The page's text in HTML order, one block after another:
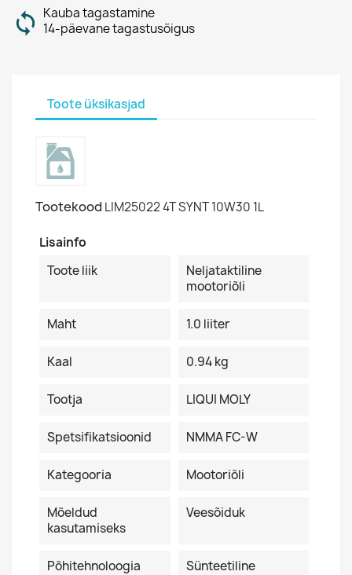
Kauba tagastamine
14-päevane tagastusõigus
Toote üksikasjad
Tootekood LIM25022 4T SYNT 10W30 1L
Lisainfo
Toote liik
Neljataktiline
mootoriõli
Maht 1.0 liiter
Kaal 0.94 kg
Tootja LIQUI MOLY
Spetsifikatsioonid NMMA FC-W
Kategooria Mootoriõli
Mõeldud
kasutamiseks
Veesõiduk
Põhitehnoloogia Sünteetiline